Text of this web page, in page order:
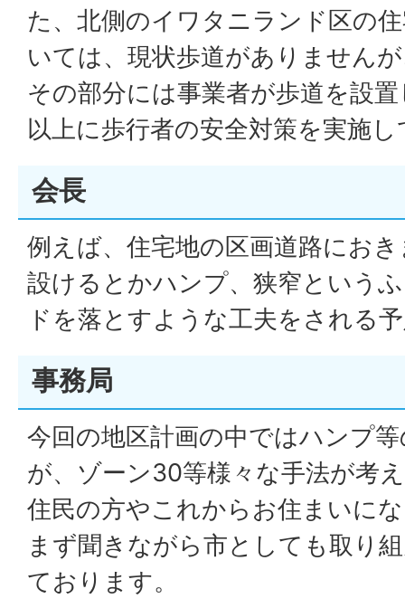
た、北側のイワタニランド区の
いては、現状歩道がありません
その部分には事業者が歩道を設
以上に歩行者の安全対策を実施
会長
例えば、住宅地の区画道路にお
設けるとかハンプ、狭窄という
ドを落とすような工夫をされる
事務局
今回の地区計画の中ではハンプ
が、ゾーン30等様々な手法が考
住民の方やこれからお住まいに
まず聞きながら市としても取り
ております。